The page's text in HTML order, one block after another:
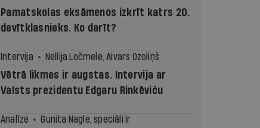
Pamatskolas eksāmenos izkrīt katrs 20.
devītklasnieks. Ko darīt?
Intervija Nellija Ločmele, Aivars Ozoliņš
Vētrā likmes ir augstas. Intervija ar
Valsts prezidentu Edgaru Rinkēviču
Analīze Gunita Nagle, speciāli Ir